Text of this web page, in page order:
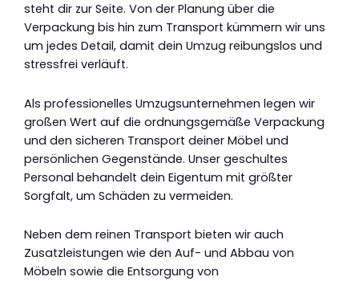
steht dir zur Seite. Von der Planung über die
Verpackung bis hin zum Transport kümmern wir uns
um jedes Detail, damit dein Umzug reibungslos und
stressfrei verläuft.
Als professionelles Umzugsunternehmen legen wir
großen Wert auf die ordnungsgemäße Verpackung
und den sicheren Transport deiner Möbel und
persönlichen Gegenstände. Unser geschultes
Personal behandelt dein Eigentum mit größter
Sorgfalt, um Schäden zu vermeiden.
Neben dem reinen Transport bieten wir auch
Zusatzleistungen wie den Auf- und Abbau von
Möbeln sowie die Entsorgung von